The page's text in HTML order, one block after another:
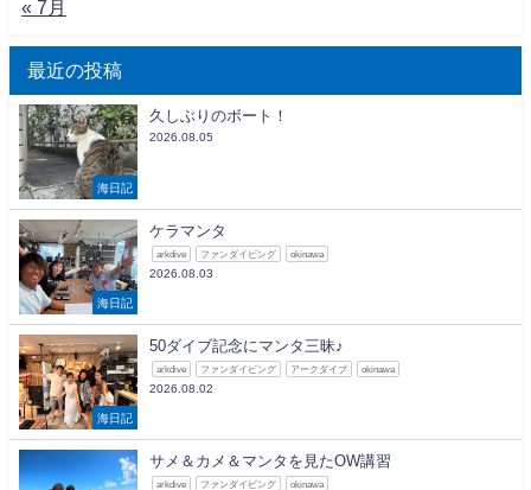
« 7月
最近の投稿
海日記
久しぶりのボート！
2026.08.05
海日記
ケラマンタ
arkdive ファンダイビング okinawa
2026.08.03
海日記
50ダイブ記念にマンタ三昧♪
arkdive ファンダイビング アークダイブ okinawa
2026.08.02
サメ＆カメ＆マンタを見たOW講習
arkdive ファンダイビング okinawa